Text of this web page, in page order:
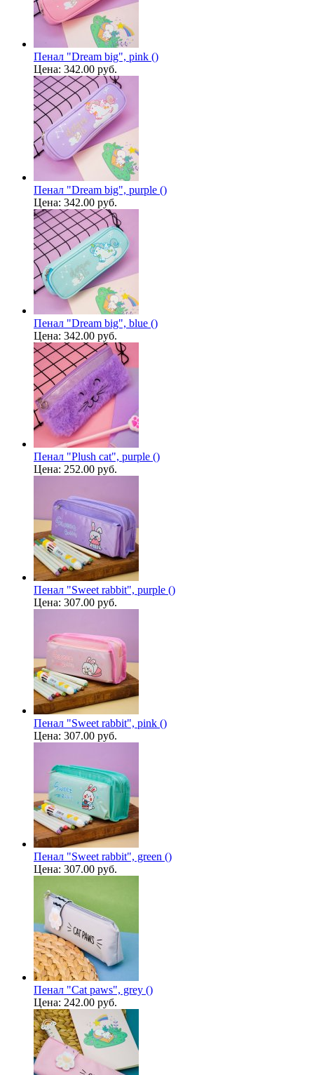
Пенал "Dream big", pink ()
Цена: 342.00 руб.
Пенал "Dream big", purple ()
Цена: 342.00 руб.
Пенал "Dream big", blue ()
Цена: 342.00 руб.
Пенал "Plush cat", purple ()
Цена: 252.00 руб.
Пенал "Sweet rabbit", purple ()
Цена: 307.00 руб.
Пенал "Sweet rabbit", pink ()
Цена: 307.00 руб.
Пенал "Sweet rabbit", green ()
Цена: 307.00 руб.
Пенал "Cat paws", grey ()
Цена: 242.00 руб.